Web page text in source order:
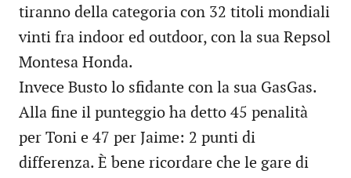
tiranno della categoria con 32 titoli mondiali
vinti fra indoor ed outdoor, con la sua Repsol
Montesa Honda.
Invece Busto lo sfidante con la sua GasGas.
Alla fine il punteggio ha detto 45 penalità
per Toni e 47 per Jaime: 2 punti di
differenza. È bene ricordare che le gare di